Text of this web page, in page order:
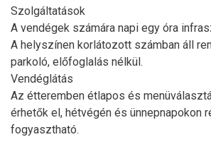
Szolgáltatások
A vendégek számára napi egy óra
A helyszínen korlátozott számban áll
parkoló, előfoglalás nélkül.
Vendéglátás
Az étteremben étlapos és
érhetők el, hétvégén és ünnepnapokon
fogyasztható.